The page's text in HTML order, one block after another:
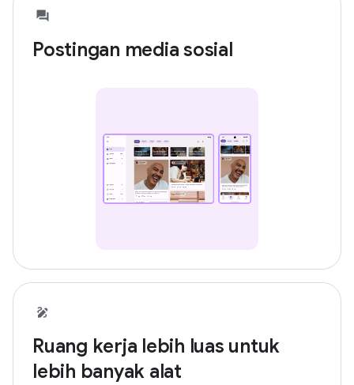
Postingan media sosial
Ruang kerja lebih luas untuk
lebih banyak alat